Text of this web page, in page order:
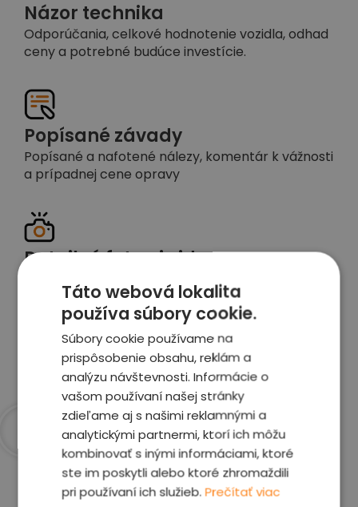
Názor technika
Odporúčania, celkové hodnotenie vozidla, odhad
ceny a potrebné budúce investície.
Popísané závady
Popísané a nafotené nálezy, komentár k vážnosti
a prípadnej cene opravy
Detailné foto aj video
Celé auto z exteriéru aj interiéru nafotíme
vrátane závad a poškodení
Zobraziť report
Prečo sme najlepšia
voľba
Táto webová lokalita
používa súbory cookie.
Súbory cookie používame na
prispôsobenie obsahu, reklám a
analýzu návštevnosti. Informácie o
vašom používaní našej stránky
zdieľame aj s našimi reklamnými a
analytickými partnermi, ktorí ich môžu
kombinovať s inými informáciami, ktoré
ste im poskytli alebo ktoré zhromaždili
pri používaní ich služieb.Prečítať viac